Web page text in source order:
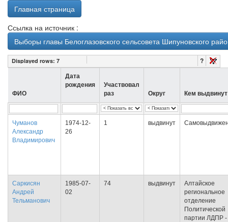
Главная страница
Ссылка на источник :
Выборы главы Белоглазовского сельсовета Шипуновского
Displayed rows: 7 ?
ФИО
Дата
рождения
Участвовал
раз
Округ Кем выдвинут
Чуманов
Александр
Владимирович
1974-12-
26
1 выдвинут
Саркисян
Андрей
Тельманович
1985-07-
02
74 выдвинут
Алтайское
региональное
отделение
Политической
партии ЛДПР -